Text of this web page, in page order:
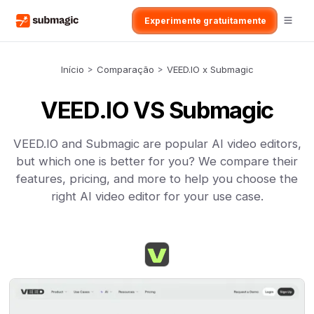
Experimente gratuitamente
Início > Comparação > VEED.IO x Submagic
VEED.IO VS Submagic
VEED.IO and Submagic are popular AI video editors,
but which one is better for you? We compare their
features, pricing, and more to help you choose the
right AI video editor for your use case.